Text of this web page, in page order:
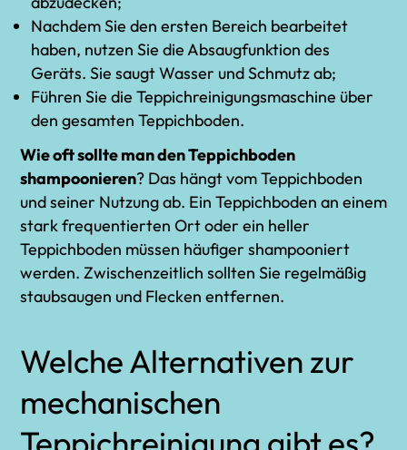
Nachdem Sie den ersten Bereich bearbeitet
haben, nutzen Sie die Absaugfunktion des
Geräts. Sie saugt Wasser und Schmutz ab;
Führen Sie die Teppichreinigungsmaschine über
den gesamten Teppichboden.
Wie oft sollte man den Teppichboden
shampoonieren? Das hängt vom Teppichboden
und seiner Nutzung ab. Ein Teppichboden an einem
stark frequentierten Ortoder ein heller
Teppichboden müssen häufiger shampooniert
werden. Zwischenzeitlich sollten Sie regelmäßig
staubsaugen und Flecken entfernen.
Welche Alternativen zur
mechanischen